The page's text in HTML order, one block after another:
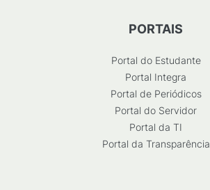
PORTAIS
Portal do Estudante
Portal Integra
Portal de Periódicos
Portal do Servidor
Portal da TI
Portal da Transparência